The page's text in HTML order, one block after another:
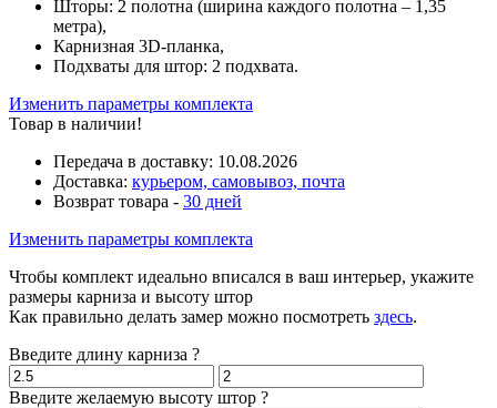
Шторы: 2 полотна (ширина каждого полотна – 1,35
метра),
Карнизная 3D-планка,
Подхваты для штор: 2 подхвата.
Изменить параметры комплекта
Товар в наличии!
Передача в доставку: 10.08.2026
Доставка: курьером, самовывоз, почта
Возврат товара - 30 дней
Изменить параметры комплекта
Чтобы комплект идеально вписался в ваш интерьер, укажите
размеры карниза и высоту штор
Как правильно делать замер можно посмотреть здесь.
Введите длину карниза ?
Введите желаемую высоту штор ?